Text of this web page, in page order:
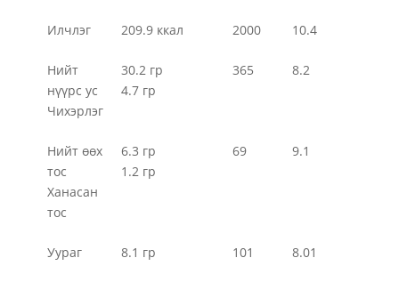
Илчлэг 209.9 ккал 2000 10.4
Нийт
нүүрс ус
Чихэрлэг
30.2 гр
4.7 гр
365 8.2
Нийт өөх
тос
Ханасан
тос
6.3 гр
1.2 гр
69 9.1
Уураг 8.1 гр 101 8.01